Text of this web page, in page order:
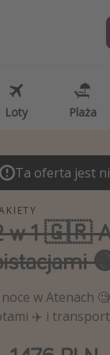
Loty Plaża
Loty Plaża
ciekawostki,
aplikacje
Ta oferta jest
w 1 🇬🇷
noce w Atenach
✈️ i